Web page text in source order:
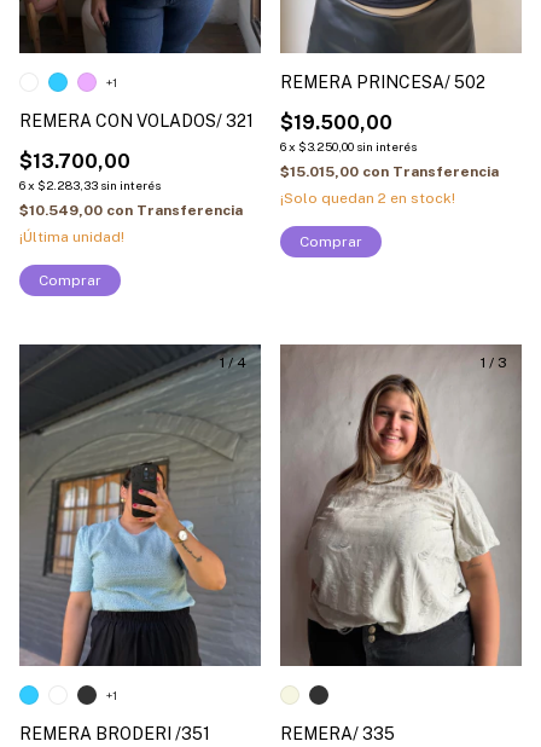
REMERA CON VOLADOS/ 321
$13.700,00
6x $2.283,33 sin interés
$10.549,00 con Transferencia
¡Última unidad!
+1
Comprar
REMERA PRINCESA/ 502
$19.500,00
6x $3.250,00 sin interés
$15.015,00 con Transferencia
¡Solo quedan 2 en stock!
Comprar
1/4
REMERA BRODERI /351
+1
1 / 3
REMERA/ 335